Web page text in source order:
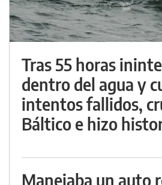
Tras 55 horas
dentro del agua y
intentos fallidos,
Báltico e hizo
Manejaba un auto